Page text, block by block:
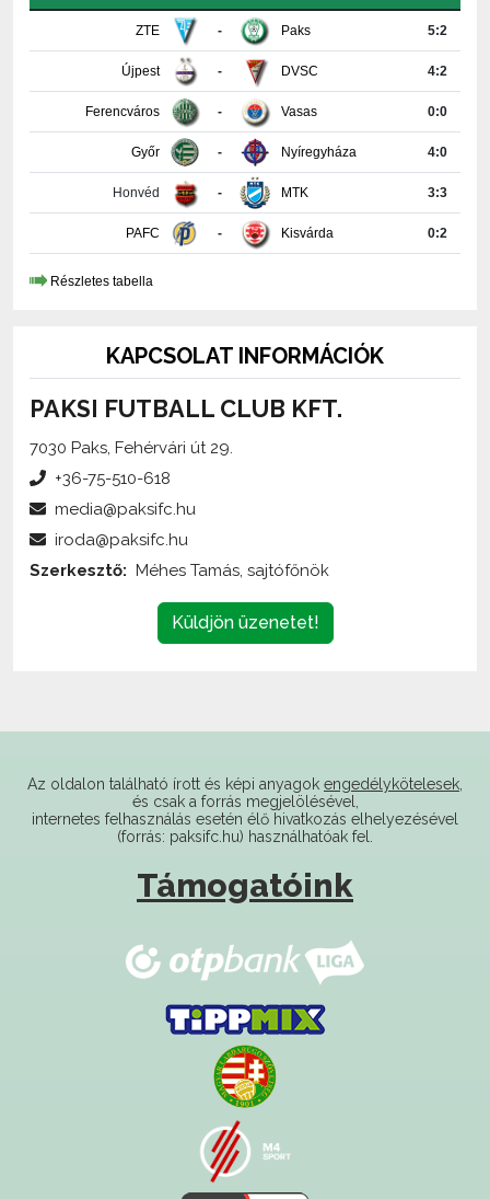
ZTE - Paks 5:2
Újpest - DVSC 4:2
Ferencváros - Vasas 0:0
Győr - Nyíregyháza 4:0
Honvéd - MTK 3:3
PAFC - Kisvárda 0:2
Részletes tabella
KAPCSOLAT INFORMÁCIÓK
PAKSI FUTBALL CLUB KFT.
7030 Paks, Fehérvári út 29.
+36-75-510-618
media@paksifc.hu
iroda@paksifc.hu
Szerkesztő: Méhes Tamás, sajtófőnök
Küldjön üzenetet!
Az oldalon található írott és képi anyagok engedélykötelesek
és csak a forrás megjelölésével,
internetes felhasználás esetén élő hivatkozás elhelyezésével
(forrás: paksifc.hu) használhatóak fel.
Támogatóink